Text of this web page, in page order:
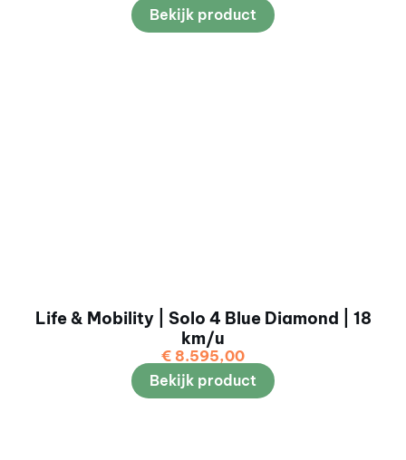
Bekijk product
Life & Mobility | Solo 4 Blue Diamond | 18
km/u
€ 8.595,00
Bekijk product